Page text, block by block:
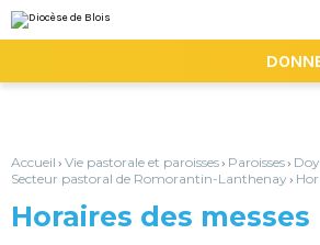
au
contenu.
la
personnels
Accueil › Vie pastorale et paroisses› Paroisses›
Secteur pastoral de Romorantin-Lanthenay›
Horaires des messes